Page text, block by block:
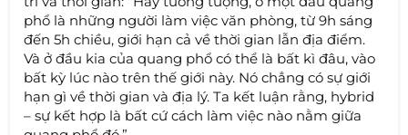
phổ là những người làm việc văn phòng, từ 9h sáng
đến 5h chiều, giới hạn cả về thời gian lẫn địa điểm.
Và ở đầu kia của quang phổ có thể là bất kì đâu, vào
bất kỳ lúc nào trên thế giới này. Nó chẳng có sự giới
hạn gì về thời gian và địa lý. Ta kết luận rằng, hybrid
– sự kết hợp là bất cứ cách làm việc nào nằm giữa